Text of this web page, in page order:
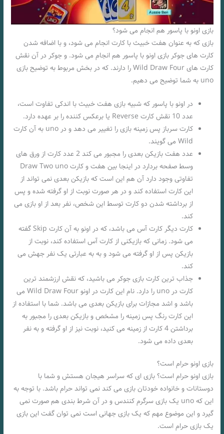
بازی اونو با پاسور هم انجام می شود؟
بازی که به عنوان هفت خبیث با کارت انجام می شود، و با اضافه شدن
کارت های جوکر بازی اونو با پاسور هم انجام می شود. و جوکر در آن نقش
کارت های Wild Draw Four را دارند. که در بخش مربوط به توضیح بازی
uno به شما توضیح می دهیم.
در اونو با پاسور که شبیه بازی هفت خبیث با اندکی تفاوت است،
عدد 10 نقش کارت Reverse یا برعکس کننده را بر عهده دارد.
کارت سرباز پس زمینه بازی را تغییر می دهد و در uno به آن کارت
Wild می گویند.
عدد هفت بازیکن بعدی را مجبور می کند 2 عدد کارت از ورق های
وسط صفحه بردارد در اینجا بین هفت و کارت Draw Two uno
تفاوتی وجود دارد آن هم این است که بازیکن بعدی نمی تواند از
این کارت استفاده کند و در هر صورت نوبت از او گرفته شده و پس
از برداشته شدن دو کارت توسط این شخص، نفر بعد از او بازی می
کند.
کارت دیگر کارت آس می باشد، که در اونو به آن کارت Skip گفته
می شود. زمانی که بازیکنی از کارت آس استفاده کند، نوبت از
بازیکن پس از او گرفته می شود و به به عبارتی یک نفر جهش می
کند.
جذاب ترین کارت بازی جوکر می باشید، که نقش ارزشمند ترین
کارت در uno را دارد. نام این کارت در اونو Wild Draw Four می
باشد و اشد مجازات برای بازیکن بعدی می باشد. شما با استفاده از
این کارت رنگ پس زمینه را مشخص و بازیکن بعدی را مجبور به
برداشتن 4 کارت از زمینه می کنید، نوبت نیز از او گرفته و به نفر
بعدی داده می شود.
بازی اونو حرام است؟
بازی اونو حرام است؟ بازی ای که سراسر هیجان هستش و شما با
دوستانات و خانواده خودتان بازی می کند نمی تواند حرام باشد. با توجه به
این که uno یک بازی سرگرم کنندس و در آن شرط بندی هم صورت نمی
گیرد و این موضوع مهم که یک بازی جهانی است نمی توان گفت این بازی
یک بازی حرام است.